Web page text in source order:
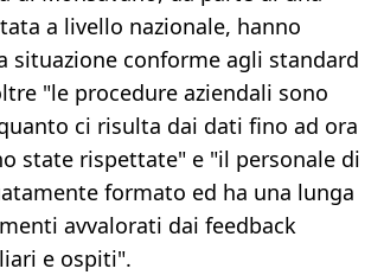
a livello nazionale, hanno
situazione conforme agli standard
"le procedure aziendali sono
ci risulta dai dati fino ad ora
state rispettate" e "il personale di
formato ed ha una lunga
avvalorati dai feedback
e ospiti".